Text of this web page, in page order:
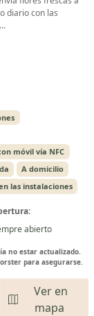
diario con las
móvil vía NFC
A domicilio
las instalaciones
abierto
no estar actualizado.
para asegurarse.
Ver en
mapa